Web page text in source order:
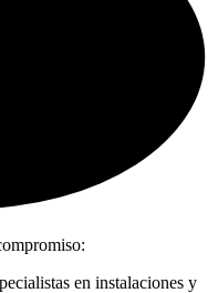
en instalaciones y